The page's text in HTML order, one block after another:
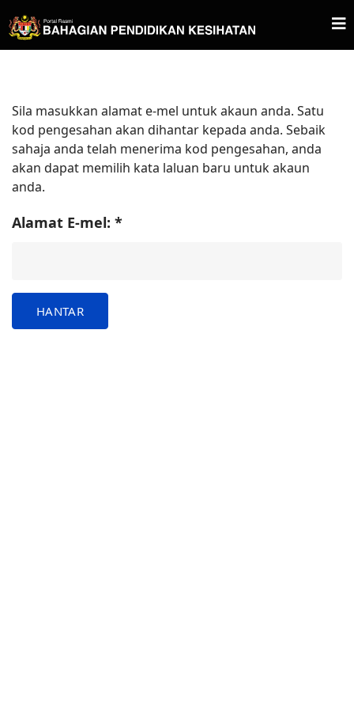
Sila masukkan alamat e-mel untuk akaun anda. Satu
kod pengesahan akan dihantar kepada anda. Sebaik
sahaja anda telah menerima kod pengesahan, anda
akan dapat memilih kata laluan baru untuk akaun
anda.
Alamat E-mel: *
HANTAR